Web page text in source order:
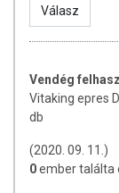
tápanyagokat.
tulajdonítani.
A termék nem
nem az orvosi
használatát
Válasz
Vendég
Vitaking epres
db
(2020. 09. 11.)
0ember találta